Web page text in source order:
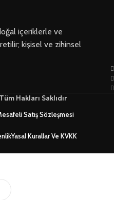
içeriklerle ve
kişisel ve zihinsel
Hakları Saklıdır
Satış Sözleşmesi
Yasal Kurallar Ve KVKK